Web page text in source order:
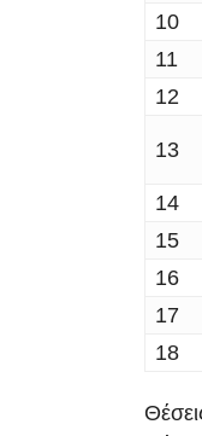
10
11
12
13
14
15
16
17
18